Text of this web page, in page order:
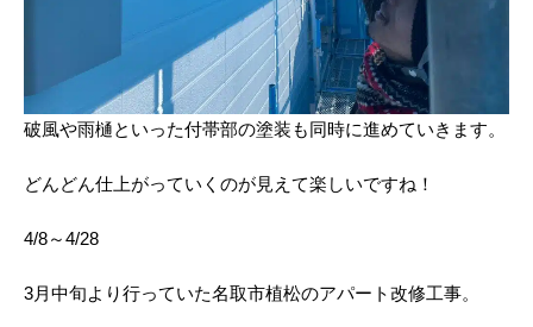
破風や雨樋といった付帯部の塗装も同時に進めていきます。
どんどん仕上がっていくのが見えて楽しいですね！
4/8～4/28
3月中旬より行っていた名取市植松のアパート改修工事。